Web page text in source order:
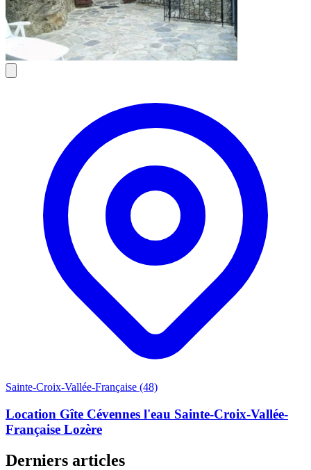
Sainte-Croix-Vallée-Française (48)
Location Gîte Cévennes l'eau Sainte-Croix-Vallée-
Française Lozère
Derniers articles